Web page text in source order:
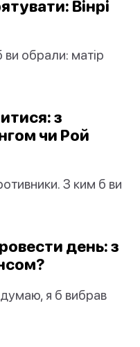
Вінрі
ви обрали: матір
з
чи Рой
З ким б ви
день: з
я б вибрав